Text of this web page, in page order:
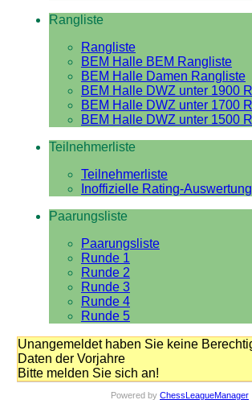
Rangliste
Rangliste
BEM Halle BEM Rangliste
BEM Halle Damen Rangliste
BEM Halle DWZ unter 1900
BEM Halle DWZ unter 1700
BEM Halle DWZ unter 1500
Teilnehmerliste
Teilnehmerliste
Inoffizielle Rating-
Paarungsliste
Paarungsliste
Runde 1
Runde 2
Runde 3
Runde 4
Runde 5
Unangemeldet haben Sie keine
Daten der Vorjahre
Bitte melden Sie sich an!
Powered by ChessLeagueManager